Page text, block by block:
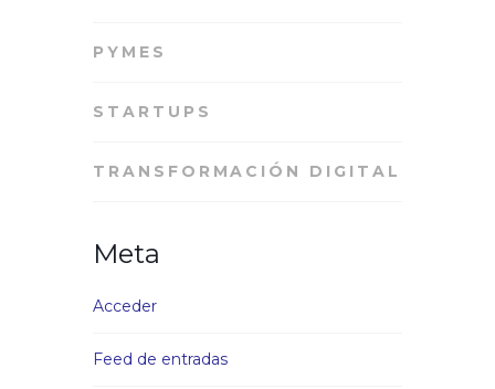
PYMES
STARTUPS
TRANSFORMACIÓN DIGITAL
Meta
Acceder
Feed de entradas